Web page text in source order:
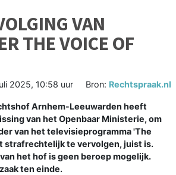
VAN
THE VOICE OF
2025, 10:58 uur Bron: Rechtspraak.nl
Arnhem-Leeuwarden heeft
van het Openbaar Ministerie, om
van het televisieprogramma 'The
strafrechtelijk te vervolgen, juist is.
het hof is geen beroep mogelijk.
ten einde.